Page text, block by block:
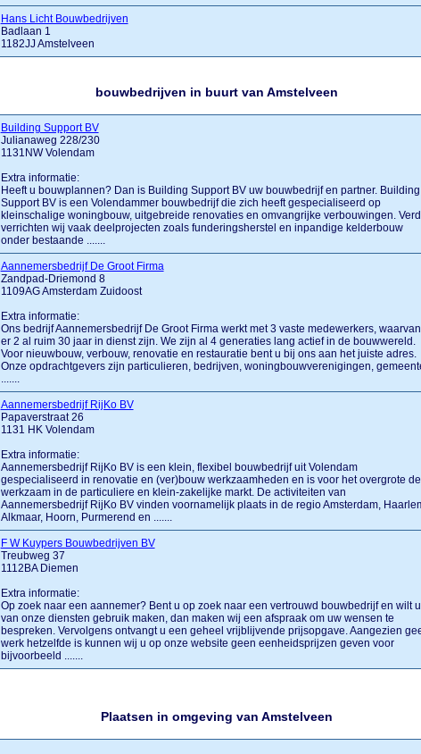
Hans Licht Bouwbedrijven
Badlaan 1
1182JJ Amstelveen
bouwbedrijven in buurt van Amstelveen
Building Support BV
Julianaweg 228/230
1131NW Volendam
Extra informatie:
Heeft u bouwplannen? Dan is Building Support BV uw bouwbedrijf en partner. Building
Support BV is een Volendammer bouwbedrijf die zich heeft gespecialiseerd op
kleinschalige woningbouw, uitgebreide renovaties en omvangrijke verbouwingen.
verrichten wij vaak deelprojecten zoals funderingsherstel en inpandige kelderbouw
onder bestaande .......
Aannemersbedrijf De Groot Firma
Zandpad-Driemond 8
1109AG Amsterdam Zuidoost
Extra informatie:
Ons bedrijf Aannemersbedrijf De Groot Firma werkt met 3 vaste medewerkers, waarvan
er 2 al ruim 30 jaar in dienst zijn. We zijn al 4 generaties lang actief in de bouwwereld.
Voor nieuwbouw, verbouw, renovatie en restauratie bent u bij ons aan het juiste adres.
Onze opdrachtgevers zijn particulieren, bedrijven, woningbouwverenigingen,
.......
Aannemersbedrijf RijKo BV
Papaverstraat 26
1131 HK Volendam
Extra informatie:
Aannemersbedrijf RijKo BV is een klein, flexibel bouwbedrijf uit Volendam
gespecialiseerd in renovatie en (ver)bouw werkzaamheden en is voor het overgrote
werkzaam in de particuliere en klein-zakelijke markt. De activiteiten van
Aannemersbedrijf RijKo BV vinden voornamelijk plaats in de regio Amsterdam,
Alkmaar, Hoorn, Purmerend en .......
F W Kuypers Bouwbedrijven BV
Treubweg 37
1112BA Diemen
Extra informatie:
Op zoek naar een aannemer? Bent u op zoek naar een vertrouwd bouwbedrijf en wilt u
van onze diensten gebruik maken, dan maken wij een afspraak om uw wensen te
bespreken. Vervolgens ontvangt u een geheel vrijblijvende prijsopgave. Aangezien
werk hetzelfde is kunnen wij u op onze website geen eenheidsprijzen geven voor
bijvoorbeeld .......
Plaatsen in omgeving van Amstelveen